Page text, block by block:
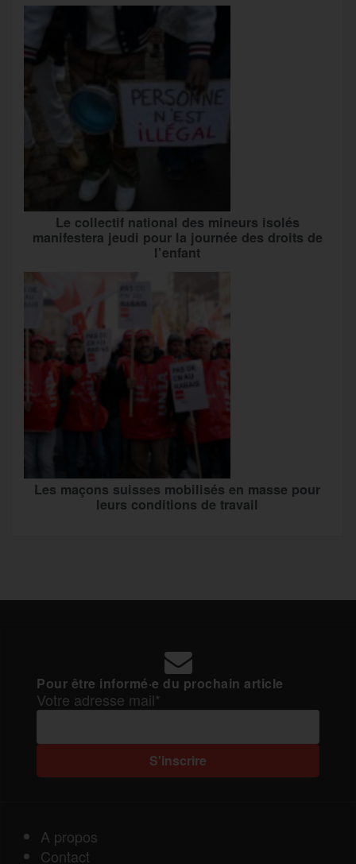
Le collectif national des mineurs isolés
manifestera jeudi pour la journée des droits de
l’enfant
Les maçons suisses mobilisés en masse pour
leurs conditions de travail
Pour être informé·e du prochain article
Votre adresse mail*
A propos
Contact